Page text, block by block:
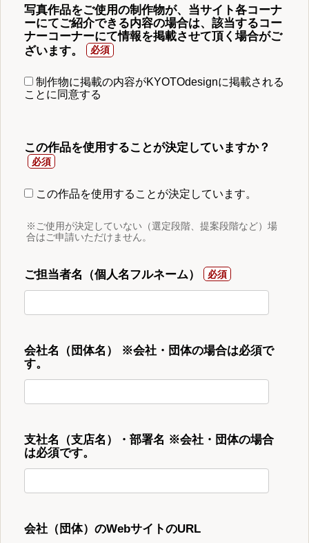
写真作品をご使用の制作物が、当サイト各コーナ
ーにてご紹介できる内容の場合は、該当するコー
ナーコーナーにて情報を掲載させて頂く場合がご
ざいます。
制作物に掲載の内容がKYOTOdesignに掲載される
ことに同意する
この作品を使用することが決定していますか？
この作品を使用することが決定しています。
※ご使用が決定していない（選定段階、提案段階など）場
合はご申請いただけません。
ご担当者名（個人名フルネーム）
会社名（団体名） ※会社・団体の場合は必須で
す。
支社名（支店名）・部署名 ※会社・団体の場合
は必須です。
会社（団体）のWebサイトのURL